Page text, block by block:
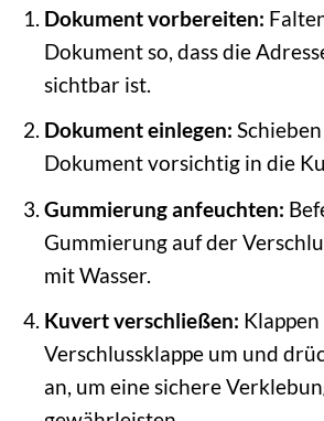
Dokument vorbereiten:
Dokument so, dass die
sichtbar ist.
Dokument einlegen:
Dokument vorsichtig in die
Gummierung anfeuchten:
Gummierung auf der
mit Wasser.
Kuvert verschließen: Klappen
Verschlussklappe um und
an, um eine sichere